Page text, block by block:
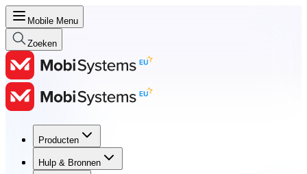
Mobile Menu
Zoeken
Producten
Hulp & Bronnen
Producten
Hulp & Bronnen